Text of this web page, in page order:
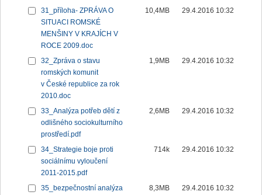
31_příloha- ZPRÁVA O
SITUACI ROMSKÉ
MENŠINY V KRAJÍCH V
ROCE 2009.doc
10,4MB 29.4.2016 10:32
32_Zpráva o stavu
romských komunit
v České republice za rok
2010.doc
1,9MB 29.4.2016 10:32
33_Analýza potřeb dětí z
odlišného sociokulturního
prostředí.pdf
2,6MB 29.4.2016 10:32
34_Strategie boje proti
sociálnímu vyloučení
2011-2015.pdf
714k 29.4.2016 10:32
35_bezpečnostní analýza
8,3MB 29.4.2016 10:32